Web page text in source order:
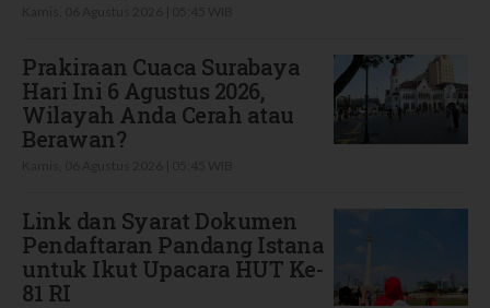
Prakiraan Cuaca Surabaya
Hari Ini 6 Agustus 2026,
Wilayah Anda Cerah atau
Berawan?
Link dan Syarat Dokumen
Pendaftaran Pandang Istana
untuk Ikut Upacara HUT Ke-
81 RI